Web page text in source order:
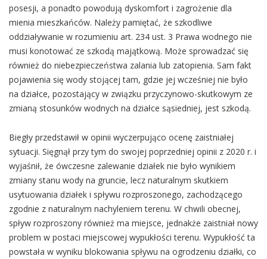
posesji, a ponadto powodują dyskomfort i zagrożenie dla
mienia mieszkańców. Należy pamiętać, że szkodliwe
oddziaływanie w rozumieniu art. 234 ust. 3 Prawa wodnego nie
musi konotować ze szkodą majątkową. Może sprowadzać się
również do niebezpieczeństwa zalania lub zatopienia. Sam fakt
pojawienia się wody stojącej tam, gdzie jej wcześniej nie było
na działce, pozostający w związku przyczynowo-skutkowym ze
zmianą stosunków wodnych na działce sąsiedniej, jest szkodą.
Biegły przedstawił w opinii wyczerpująco ocenę zaistniałej
sytuacji. Sięgnął przy tym do swojej poprzedniej opinii z 2020 r. i
wyjaśnił, że ówczesne zalewanie działek nie było wynikiem
zmiany stanu wody na gruncie, lecz naturalnym skutkiem
usytuowania działek i spływu rozproszonego, zachodzącego
zgodnie z naturalnym nachyleniem terenu. W chwili obecnej,
spływ rozproszony również ma miejsce, jednakże zaistniał nowy
problem w postaci miejscowej wypukłości terenu. Wypukłość ta
powstała w wyniku blokowania spływu na ogrodzeniu działki, co